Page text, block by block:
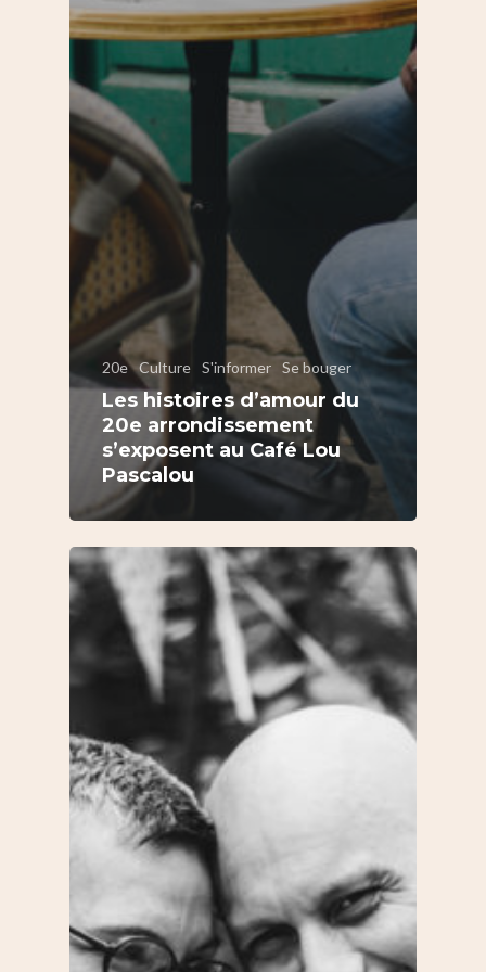
20e Culture S'informer Se bouger
Les histoires d’amour du
20e arrondissement
s’exposent au Café Lou
Pascalou